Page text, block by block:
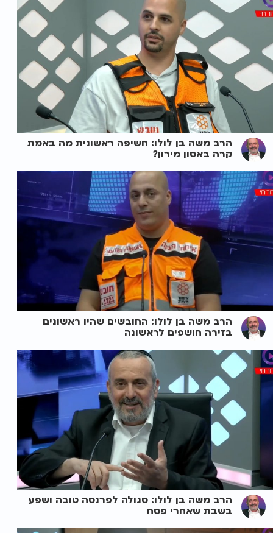
הרב משה בן לולו: חשיפה ראשונית מה באמת
קרה באסון מירון?
הרב משה בן לולו: החובשים שהיו ראשונים
בזירה חושפים לראשונה
הרב משה בן לולו: סגולה לפרנסה טובה ושפע
בשבת שאחרי פסח